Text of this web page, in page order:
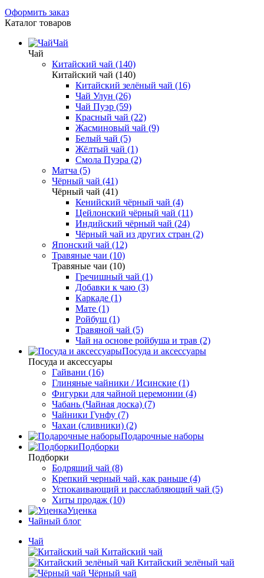
Оформить заказ
Каталог товаров
Чай
Чай
Китайский чай (140)
Китайский чай (140)
Китайский зелёный чай (16)
Чай Улун (26)
Чай Пуэр (59)
Красный чай (22)
Жасминовый чай (9)
Белый чай (5)
Жёлтый чай (1)
Смола Пуэра (2)
Матча (5)
Чёрный чай (41)
Чёрный чай (41)
Кенийский чёрный чай (4)
Цейлонский чёрный чай (11)
Индийский чёрный чай (24)
Чёрный чай из других стран (2)
Японский чай (12)
Травяные чаи (10)
Травяные чаи (10)
Гречишный чай (1)
Добавки к чаю (3)
Каркаде (1)
Мате (1)
Ройбуш (1)
Травяной чай (5)
Чай на основе ройбуша и трав (2)
Посуда и аксессуары
Посуда и аксессуары
Гайвани (16)
Глиняные чайники / Исинские (1)
Фигурки для чайной церемонии (4)
Чабань (Чайная доска) (7)
Чайники Гунфу (7)
Чахаи (сливники) (2)
Подарочные наборы
Подборки
Подборки
Бодрящий чай (8)
Крепкий черный чай, как раньше (4)
Успокаивающий и расслабляющий чай (5)
Хиты продаж (10)
Уценка
Чайный блог
Чай
Китайский чай
Китайский зелёный чай
Чёрный чай